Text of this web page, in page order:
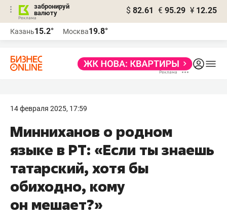
забронируй
валюту
$ 82.61 € 95.29 ¥ 12.25
Казань15.2° Москва19.8°
14 февраля 2025, 17:59
Минниханов о родном
языке в РТ: «Если ты знаешь
татарский, хотя бы
обиходно, кому
он мешает?»